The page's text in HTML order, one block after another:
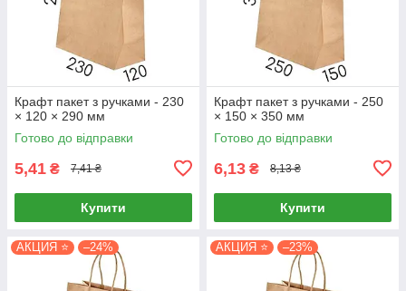
Крафт пакет з ручками - 230
× 120 × 290 мм
Готово до відправки
5,41 ₴ 7,41 ₴
Купити
Крафт пакет з ручками - 250
× 150 × 350 мм
Готово до відправки
6,13 ₴ 8,13 ₴
Купити
АКЦИЯ ⭐ –24% АКЦИЯ ⭐ –23%